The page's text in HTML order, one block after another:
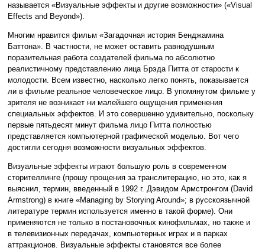
называется «Визуальные эффекты и другие возможности» («Visual
Effects and Beyond»).
Многим нравится фильм «Загадочная история Бенджамина
Баттона». В частности, не может оставить равнодушным
поразительная работа создателей фильма по абсолютно
реалистичному представлению лица Брэда Питта от старости к
молодости. Всем известно, насколько легко понять, показывается
ли в фильме реальное человеческое лицо. В упомянутом фильме у
зрителя не возникает ни малейшего ощущения применения
специальных эффектов. И это совершенно удивительно, поскольку
первые пятьдесят минут фильма лицо Питта полностью
представляется компьютерной графической моделью. Вот чего
достигли сегодня возможности визуальных эффектов.
Визуальные эффекты играют большую роль в современном
сторителлинге (прошу прощения за транслитерацию, но это, как я
выяснил, термин, введенный в 1992 г. Дэвидом Армстронгом (David
Armstrong) в книге «Managing by Storying Around»; в русскоязычной
литературе термин используется именно в такой форме). Они
применяются не только в постановочных кинофильмах, но также и
в телевизионных передачах, компьютерных играх и в парках
аттракционов. Визуальные эффекты становятся все более